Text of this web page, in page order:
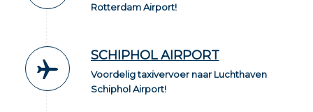
Rotterdam Airport!
SCHIPHOL AIRPORT
Voordelig taxivervoer naar Luchthaven
Schiphol Airport!